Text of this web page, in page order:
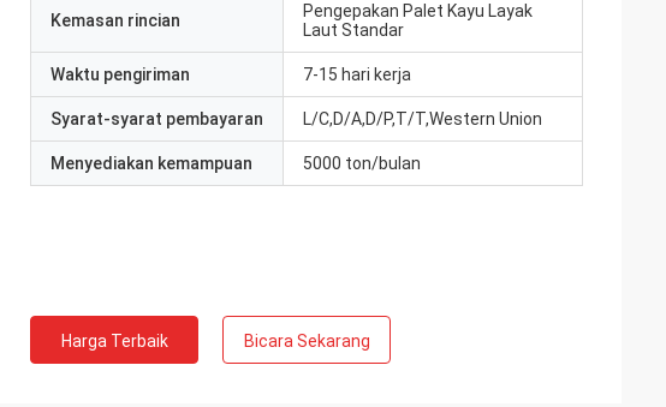
Kemasan rincian
Pengepakan Palet Kayu Layak
Laut Standar
Waktu pengiriman 7-15 hari kerja
Syarat-syarat pembayaran L/C,D/A,D/P,T/T,Western Union
Menyediakan kemampuan 5000 ton/bulan
Harga Terbaik Bicara Sekarang